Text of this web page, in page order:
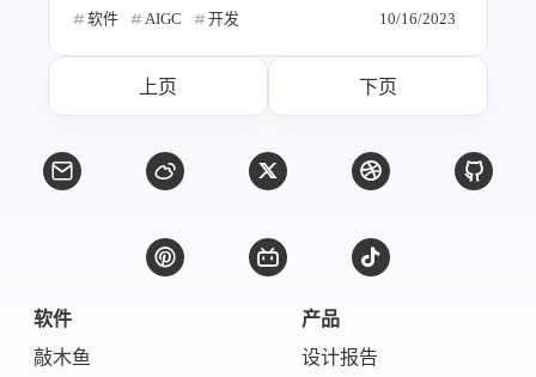
软件 AIGC 开发 10/16/2023
上页 下页
软件
敲木鱼
产品
设计报告